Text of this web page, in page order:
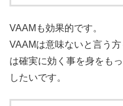
VAAMも効果的です。
VAAMは意味ないと言う
は確実に効く事を身をも
したいです。